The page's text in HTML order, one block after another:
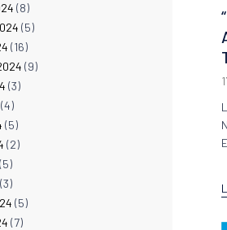
(8)
(5)
(16)
(9)
(3)
(4)
(5)
(2)
(5)
(3)
(5)
(7)